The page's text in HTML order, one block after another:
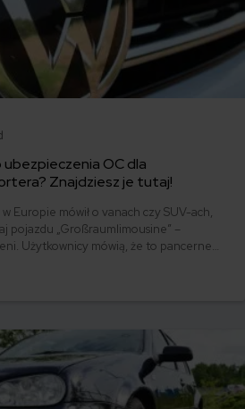
OC dla
Znajdziesz je tutaj!
Europie mówił o vanach czy SUV-ach,
pojazdu „Großraumlimousine” –
Użytkownicy mówią, że to pancerne
rodzinne, szczególnie, gdy lubi się